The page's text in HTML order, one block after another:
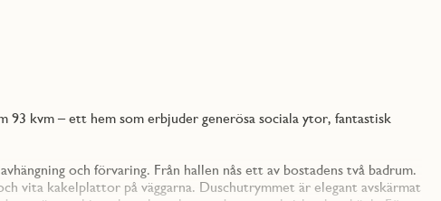
93 kvm – ett hem som erbjuder generösa sociala ytor, fantastisk
och förvaring. Från hallen nås ett av bostadens två badrum.
vita kakelplattor på väggarna. Duschutrymmet är elegant avskärmat